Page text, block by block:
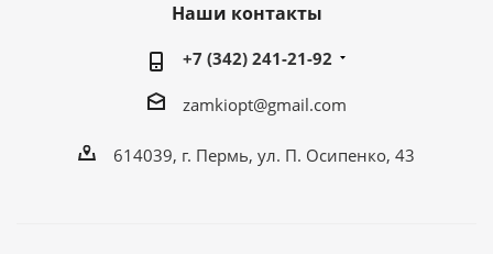
Наши контакты
+7 (342) 241-21-92
zamkiopt@gmail.com
614039, г. Пермь, ул. П. Осипенко, 43